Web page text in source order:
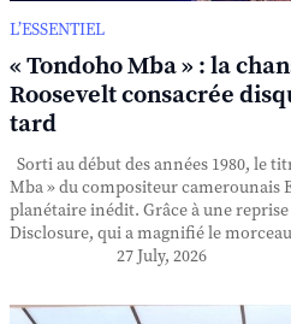
L’ESSENTIEL
« Tondoho Mba » : la
Roosevelt consacrée
tard
Sorti au début des années 1980, le
Mba » du compositeur camerounais
planétaire inédit. Grâce à une
Disclosure, qui a magnifié le
27 July, 2026